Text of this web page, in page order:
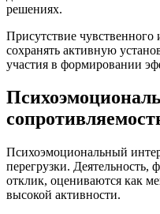
решениях.
Присутствие чувственного
сохранять активную
участия в формировании
Психоэмоциональный
перегрузки.
отклик, оцениваются как
высокой активности.